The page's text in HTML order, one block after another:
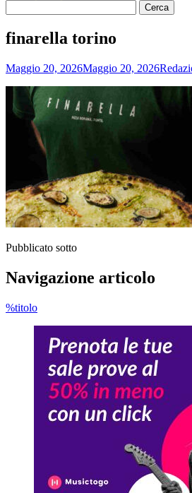
finarella torino
Maggio 20, 2026Maggio 20, 2026
Pubblicato sotto
Navigazione articolo
%titolo